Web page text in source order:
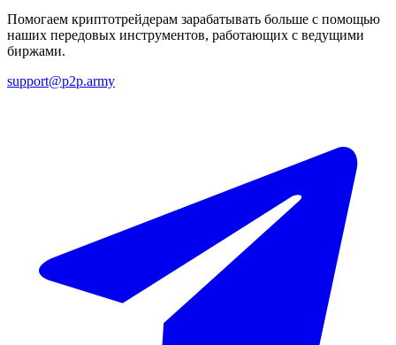
Помогаем криптотрейдерам зарабатывать больше с помощью
наших передовых инструментов, работающих с ведущими
биржами.
support@p2p.army